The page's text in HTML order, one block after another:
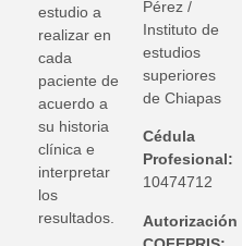
estudio a
realizar en
cada
paciente de
acuerdo a
su historia
clínica e
interpretar
los
resultados.
Pérez /
Instituto de
estudios
superiores
de Chiapas
Cédula
Profesional:
10474712
Autorización